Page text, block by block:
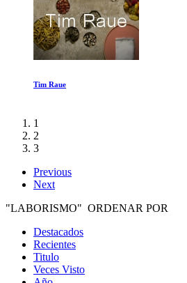
Las Siete Maravillas del Nuevo Mundo
1
2
3
Previous
Next
"LABORISMO" ORDENAR POR
Destacados
Recientes
Titulo
Veces Visto